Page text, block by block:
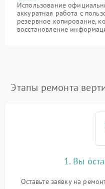
Использование
аккуратная работа с
резервное копирование,
восстановление
Этапы ремонта
1. Вы
Оставьте заявку на